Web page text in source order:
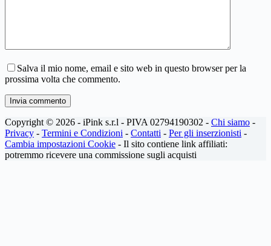
Salva il mio nome, email e sito web in questo browser per la
prossima volta che commento.
Invia commento
Copyright © 2026 - iPink s.r.l - PIVA 02794190302 - Chi siamo -
Privacy - Termini e Condizioni - Contatti - Per gli inserzionisti -
Cambia impostazioni Cookie - Il sito contiene link affiliati:
potremmo ricevere una commissione sugli acquisti